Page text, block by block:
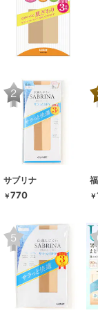
サブリナ
￥770 ￥